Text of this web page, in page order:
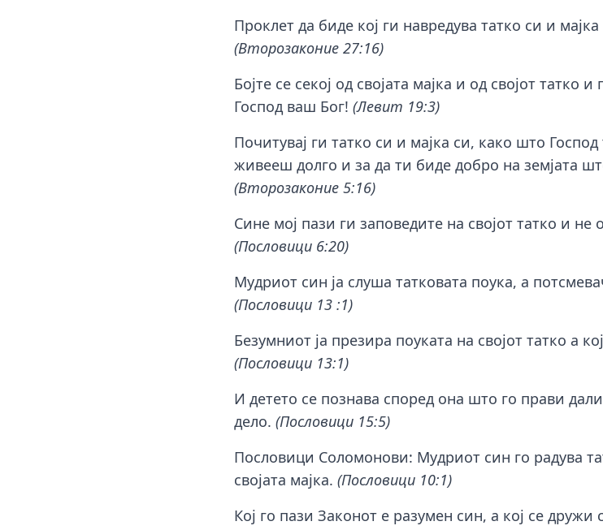
Проклет да биде кој ги навредува татко си и
(Второзаконие 27:16)
Бојте се секој од својата мајка и од својот татко
Господ ваш Бог! (Левит 19:3)
Почитувај ги татко си и мајка си, како што Господ
живееш долго и за да ти биде добро на земјата
(Второзаконие 5:16)
Сине мој пази ги заповедите на својот татко и не
(Пословици 6:20)
Мудриот син ја слуша татковата поука, а
(Пословици 13 :1)
Безумниот ја презира поуката на својот татко а
(Пословици 13:1)
И детето се познава според она што го прави
дело. (Пословици 15:5)
Пословици Соломонови: Мудриот син го радува
својата мајка. (Пословици 10:1)
Кој го пази Законот е разумен син, а кој се